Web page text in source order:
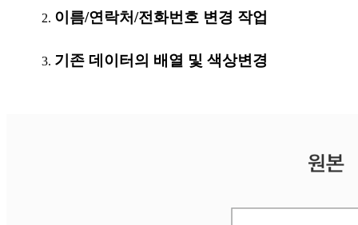
이름/연락처/전화번호 변경 작업
기존 데이터의 배열 및 색상변경